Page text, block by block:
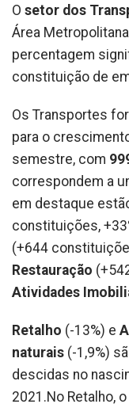
O setor dos
Área
percentagem
constituição de
Os Transportes
para o
semestre, com
correspondem a
em destaque
constituições,
(+644
Restauração
Atividades
Retalho (-13%) e
naturais (-1,9%)
descidas no
2021.No Retalho,